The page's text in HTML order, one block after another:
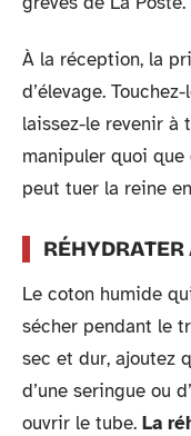
À la réception, la
d’élevage.
laissez-le revenir à
manipuler quoi
peut tuer la reine
Le coton humide
sécher pendant le
sec et dur, ajoutez
d’une seringue ou
ouvrir le tube. La